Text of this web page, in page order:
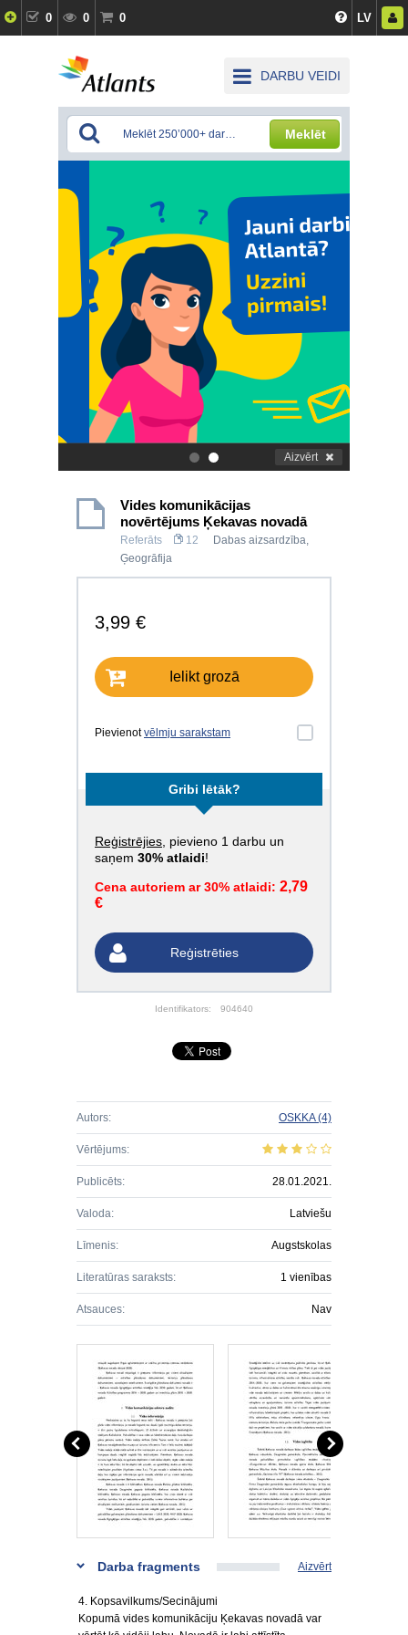
0 0 0 LV
DARBU VEIDI
Meklēt
. Aizvērt
Vides komunikācijas
novērtējums Ķekavas novadā
Referāts 12 Dabas aizsardzība,
Ģeogrāfija
3,99 €
Ielikt grozā
Pievienotvēlmju sarakstam
Gribi lētāk?
Reģistrējies , pievieno 1 darbu un
saņem 30% atlaidi!
Cena autoriem ar 30% atlaidi: 2,79
€
Reģistrēties
Identifikators: 904640
Autors: OSKKA(4)
Vērtējums:
Publicēts: 28.01.2021.
Valoda: Latviešu
Līmenis: Augstskolas
Literatūras saraksts: 1 vienības
Atsauces: Nav
Darba fragments Aizvērt
4. Kopsavilkums/Secinājumi
Kopumā vides komunikāciju Ķekavas novadā var